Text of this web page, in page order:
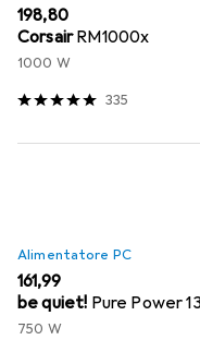
EUR
198,80
CorsairRM1000x
1000 W
335
Alimentatore PC
EUR
161,99
be quiet! Pure Power
750 W